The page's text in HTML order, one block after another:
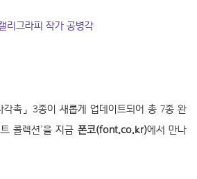
리그라피 작가 공병각
각촉」 3종이 새롭게 업데이트되어 총 7종 완
콜렉션’을 지금 폰코(font.co.kr)에서 만나